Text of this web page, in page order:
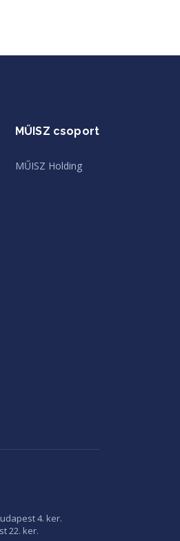
MŰISZ csoport
MŰISZ Holding
4. ker.
22. ker.